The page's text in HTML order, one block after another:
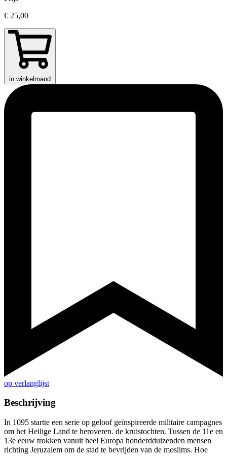
€ 25,00
in winkelmand
op verlanglijst
Beschrijving
In 1095 startte een serie op geloof geïnspireerde militaire campagnes
om het Heilige Land te heroveren. de kruistochten. Tussen de 11e en
13e eeuw trokken vanuit heel Europa honderdduizenden mensen
richting Jeruzalem om de stad te bevrijden van de moslims. Hoe